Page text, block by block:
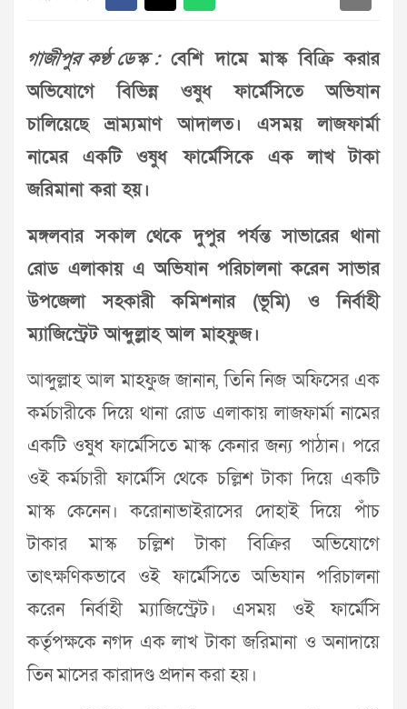
গাজীপুর কণ্ঠ ডেস্ক :বেশি দামে মাস্ক বিক্রি করার
অভিযোগে বিভিন্ন ওষুধ ফার্মেসিতে অভিযান
চালিয়েছে ভ্রাম্যমাণ আদালত। এসময় লাজফার্মা
নামের একটি ওষুধ ফার্মেসিকে এক লাখ টাকা
জরিমানা করা হয়।
মঙ্গলবার সকাল থেকে দুপুর পর্যন্ত সাভারের থানা
রোড এলাকায় এ অভিযান পরিচালনা করেন সাভার
উপজেলা সহকারী কমিশনার (ভূমি) ও নির্বাহী
ম্যাজিস্ট্রেট আব্দুল্লাহ আল মাহফুজ।
আব্দুল্লাহ আল মাহফুজ জানান, তিনি নিজ অফিসের এক
কর্মচারীকে দিয়ে থানা রোড এলাকায় লাজফার্মা নামের
একটি ওষুধ ফার্মেসিতে মাস্ক কেনার জন্য পাঠান। পরে
ওই কর্মচারী ফার্মেসি থেকে চল্লিশ টাকা দিয়ে একটি
মাস্ক কেনেন। করোনাভাইরাসের দোহাই দিয়ে পাঁচ
টাকার মাস্ক চল্লিশ টাকা বিক্রির অভিযোগে
তাৎক্ষণিকভাবে ওই ফার্মেসিতে অভিযান পরিচালনা
করেন নির্বাহী ম্যাজিস্ট্রেট। এসময় ওই ফার্মেসি
কর্তৃপক্ষকে নগদ এক লাখ টাকা জরিমানা ও অনাদায়ে
তিন মাসের কারাদণ্ড প্রদান করা হয়।